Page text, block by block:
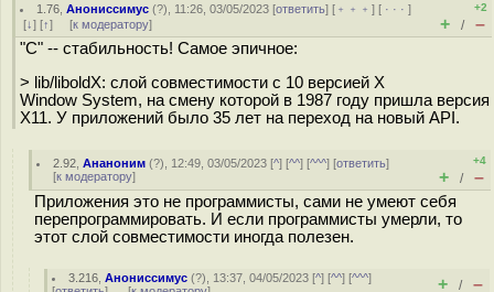
1.76 ,Анониссимус (?), 11:26, 03/05/2023 [ответить] [ ﹢﹢﹢] [ · · ·]
[↓] [↑] [к модератору]
+2
+ / –
"С" -- стабильность! Самое эпичное:
> lib/liboldX: слой совместимости с 10 версией X
Window System, на смену которой в 1987 году пришла версия
X11. У приложений было 35 лет на переход на новый API.
2.92 ,Ананоним (?), 12:49, 03/05/2023 [^] [^^] [^^^] [ответить]
[к модератору]
+4
+ / –
Приложения это не программисты, сами не умеют себя
перепрограммировать. И если программисты умерли, то
этот слой совместимости иногда полезен.
3.216 ,Анониссимус (?), 13:37, 04/05/2023 [^] [^^] [^^^]
+ / –